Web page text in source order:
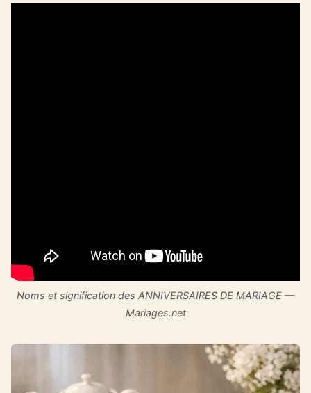
Noms et signification des ANNIVERSAIRES DE MARIAGE —
Mariages.net